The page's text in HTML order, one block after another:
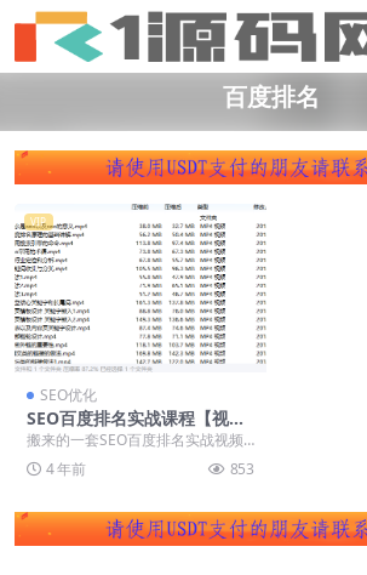
百度排名
VIP
SEO优化
SEO百度排名实战课程【视频
教程】
搬来的一套SEO百度排名实战视频
课程
4 年前 853